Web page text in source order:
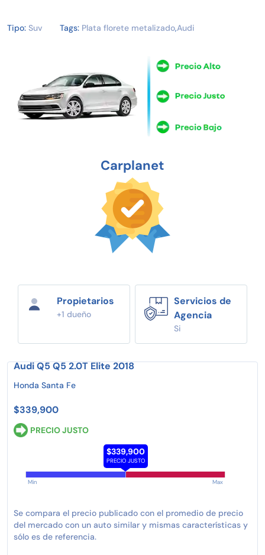
Tipo: Suv Tags: Plata florete metalizado,Audi
Carplanet
Propietarios
+1 dueño
Servicios de
Agencia
Si
Audi Q5 Q5 2.0T Elite 2018
Honda Santa Fe
$339,900
PRECIO JUSTO
$339,900
PRECIO JUSTO
Min Max
Se compara el precio publicado con el promedio de precio
del mercado con un auto similar y mismas características y
sólo es de referencia.